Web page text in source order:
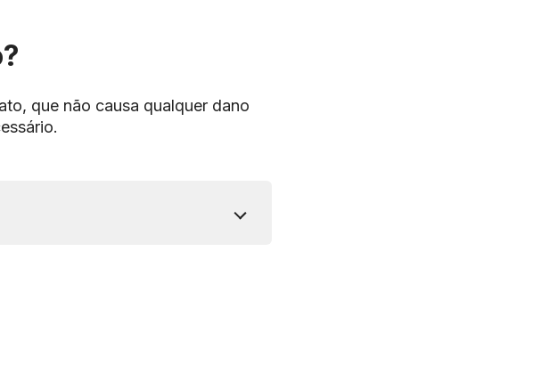
que não causa qualquer dano